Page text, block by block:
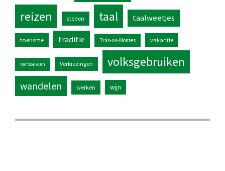
reizen steden taal taalweetjes
toerisme traditie Trás-os-Montes vakantie
verbouwen Verkiezingen volksgebruiken
wandelen werken wijn